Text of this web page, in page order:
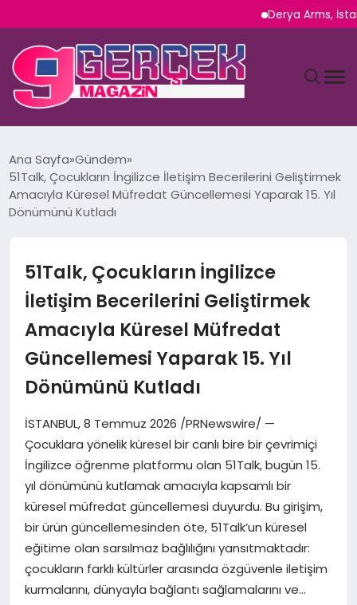
Derya Arms, İstanbul
YAŞAM
TEKNOLOJI
SAĞLIK
SIYASET
EKONOMI
DÜNYA
Ana Sayfa Gündem
51Talk, Çocukların İngilizce İletişim Becerilerini Geliştirmek
Amacıyla Küresel Müfredat Güncellemesi Yaparak 15. Yıl
Dönümünü Kutladı
51Talk, Çocukların İngilizce
İletişim Becerilerini Geliştirmek
Amacıyla Küresel Müfredat
Güncellemesi Yaparak 15. Yıl
Dönümünü Kutladı
İSTANBUL, 8 Temmuz 2026 /PRNewswire/ —
Çocuklara yönelik küresel bir canlı bire bir çevrimiçi
İngilizce öğrenme platformu olan 51Talk, bugün 15.
yıl dönümünü kutlamak amacıyla kapsamlı bir
küresel müfredat güncellemesi duyurdu. Bu girişim,
bir ürün güncellemesinden öte, 51Talk’un küresel
eğitime olan sarsılmaz bağlılığını yansıtmaktadır:
çocukların farklı kültürler arasında özgüvenle iletişim
kurmalarını, dünyayla bağlantı sağlamalarını ve…